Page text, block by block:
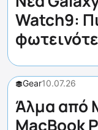
Watch9:
Gear10.07.26
Άλμα από
MacBook